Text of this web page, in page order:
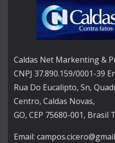
Caldas Net Markenting &
CNPJ 37.890.159/0001-39
Rua Do Eucalipto, Sn,
Centro, Caldas Novas,
GO, CEP 75680-001, Brasil
Email: